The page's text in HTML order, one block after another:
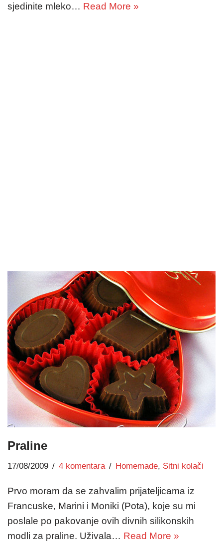
sjedinite mleko… Read More »
Praline
17/08/2009 4 komentara Homemade, Sitni kolači
Prvo moram da se zahvalim prijateljicama iz
Francuske, Marini i Moniki (Pota), koje su mi
poslale po pakovanje ovih divnih silikonskih
modli za praline. Uživala… Read More »